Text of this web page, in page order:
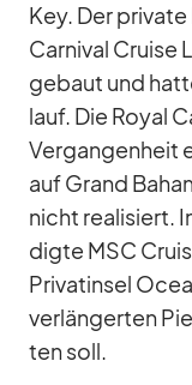
Key. Der
Car­ni­val Cruise
ge­baut und
lauf. Die Royal
Ver­gan­gen­heit
auf Grand
nicht rea­li­siert.
digte MSC
Pri­vat­in­sel
ver­län­ger­ten
ten soll.